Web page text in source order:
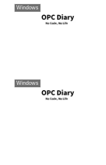
Windows
Windows